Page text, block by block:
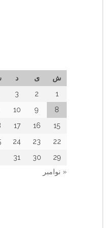
ش ی د
1
2
3
8
9
10
15
16
17
22
23
24
29
30
31
« نوامبر